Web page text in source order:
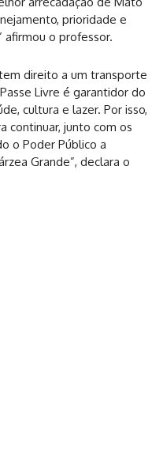
prioridade e
o professor.
direito a um transporte
Livre é garantidor do
cultura e lazer. Por isso,
continuar, junto com os
o Poder Público a
Grande”, declara o